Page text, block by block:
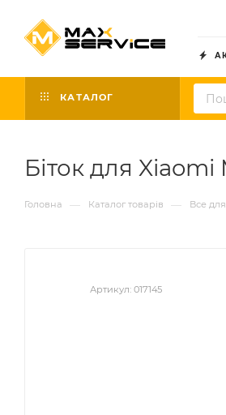
КАТАЛОГ
Біток для Xiaomi
Головна — Каталог товарів — Все
Артикул: 017145